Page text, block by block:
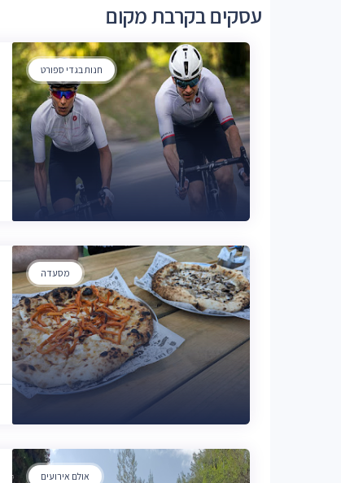
עסקים בקרבת מקום
חנות בגדי ספורט
מסעדה
אולם אירועים